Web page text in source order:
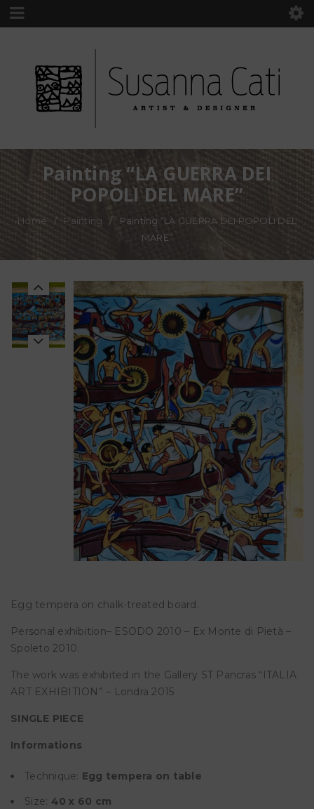
Painting “LA GUERRA DEI
POPOLI DEL MARE”
Home / Painting /
Painting “LA GUERRA DEI POPOLI DEL
MARE”
Egg tempera on chalk-treated board.
Personal exhibition– ESODO 2010 – Ex Monte di Pietà –
Spoleto 2010.
The work was exhibited in the Gallery ST Pancras “ITALIA
ART EXHIBITION” – Londra 2015
SINGLE PIECE
Informations
Technique: Egg tempera on table
Size: 40 x 60 cm